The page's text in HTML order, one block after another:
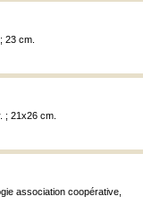
23 cm.
; 21x26 cm.
association coopérative,